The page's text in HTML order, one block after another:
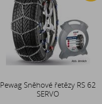
Pewag Sněhové řetězy RS 62
SERVO